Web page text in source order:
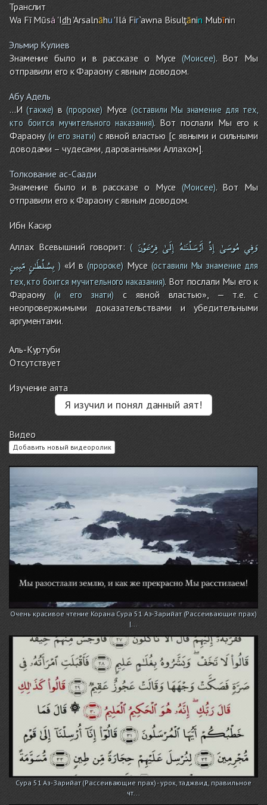
Транслит
Wa Fī Mūsá 'Idh'Arsalnāhu'Ilá Fir`awna Bisulţānin Mubīnin
Эльмир Кулиев
Знамение было и в рассказе о Мусе (Моисее). Вот Мы
отправили его к Фараону с явным доводом.
Абу Адель
...И(также) в(пророке) Мусе (оставили Мы знамение для тех,
кто боится мучительного наказания). Вот послали Мы его к
Фараону(и его знати)с явной властью [с явными и сильными
доводами – чудесами, дарованными Аллахом].
Толкование ас-Саади
Знамение было и в рассказе о Мусе (Моисее). Вот Мы
отправили его к Фараону с явным доводом.
Ибн Касир
Аллах Всевышний говорит:( وَفِي مُوسَىٰ إِذْ أَرْسَلْنَـٰهُ إِلَىٰ فِرْعَوْنَ
بِسُلْطَـٰنٍ مّبِينٍ )«И в (пророке) Мусе(оставили Мы знамение для
тех, кто боится мучительного наказания). Вот послали Мы его к
Фараону(и его знати) с явной властью», — т.е. с
неопровержимыми доказательствами и убедительными
аргументами.
Аль-Куртуби
Отсутствует
Изучение аята
Я изучил и понял данный аят!
Видео
Добавить новый видеоролик
Очень красивое чтение Корана Сура 51 Аз-Зарийат (Рассеивающие прах)
|...
Сура 51 Аз-Зарийат (Рассеивающие прах) - урок, таджвид, правильное
чт...